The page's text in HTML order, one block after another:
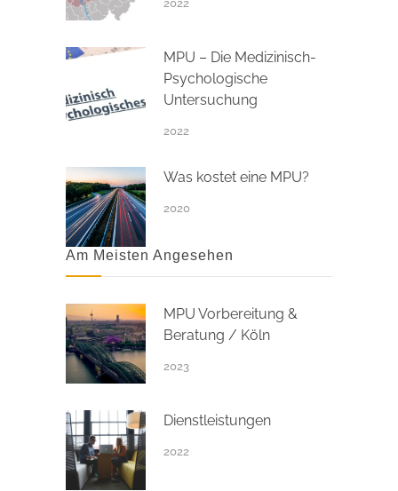
2022
MPU – Die Medizinisch-
Psychologische
Untersuchung
2022
Was kostet eine MPU?
2020
Am Meisten Angesehen
MPU Vorbereitung &
Beratung / Köln
2023
Dienstleistungen
2022